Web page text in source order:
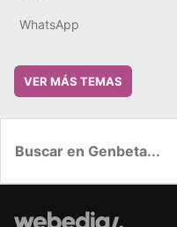
WhatsApp
VER MÁS TEMAS